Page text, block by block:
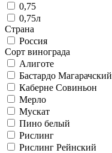
0,75
0,75л
Страна
Россия
Сорт винограда
Алиготе
Бастардо Магарачский
Каберне Совиньон
Мерло
Мускат
Пино белый
Рислинг
Рислинг Рейнский